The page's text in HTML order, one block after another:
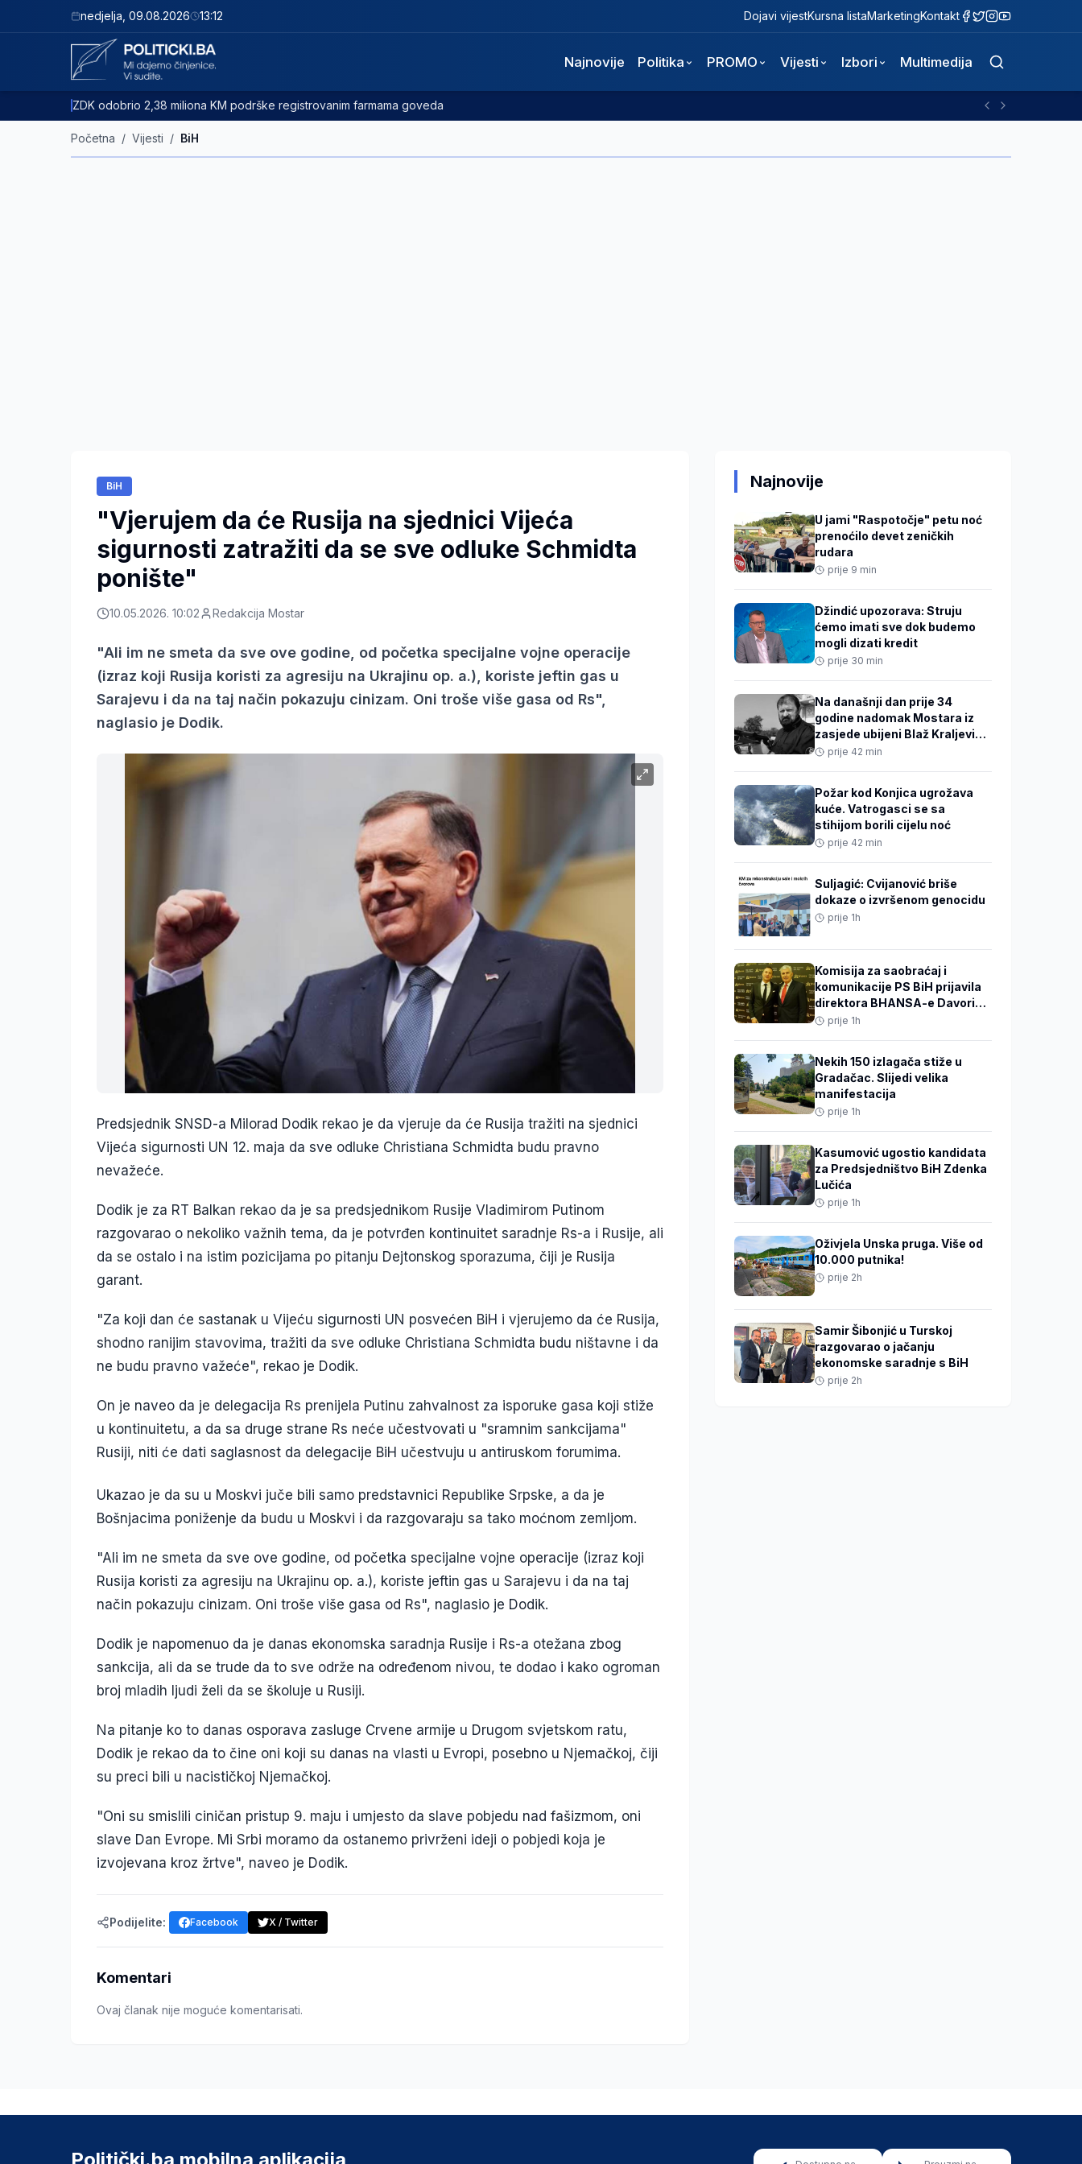
nedjelja 09.08.2026 13:12 Dojavi vijestKursna listaMarketingKontakt
Najnovije Politika PROMO Vijesti Izbori Multimedija
ZDK odobrio 2,38 miliona KM podrške registrovanim farmama goveda
Početna / Vijesti / BiH
BiH
"Vjerujem da će Rusija na sjednici Vijeća
sigurnosti zatražiti da se sve odluke Schmidta
ponište"
10.05.2026. 10:02 Redakcija Mostar
"Ali im ne smeta da sve ove godine, od početka specijalne vojne operacije
(izraz koji Rusija koristi za agresiju na Ukrajinu op. a.), koriste jeftin gas u
Sarajevu i da na taj način pokazuju cinizam. Oni troše više gasa od Rs",
naglasio je Dodik.
Predsjednik SNSD-a Milorad Dodik rekao je da vjeruje da će Rusija tražiti na sjednici
Vijeća sigurnosti UN 12. maja da sve odluke Christiana Schmidta budu pravno
nevažeće.
Dodik je za RT Balkan rekao da je sa predsjednikom Rusije Vladimirom Putinom
razgovarao o nekoliko važnih tema, da je potvrđen kontinuitet saradnje Rs-a i Rusije, ali
da se ostalo i na istim pozicijama po pitanju Dejtonskog sporazuma, čiji je Rusija
garant.
"Za koji dan će sastanak u Vijeću sigurnosti UN posvećen BiH i vjerujemo da će Rusija,
shodno ranijim stavovima, tražiti da sve odluke Christiana Schmidta budu ništavne i da
ne budu pravno važeće", rekao je Dodik.
On je naveo da je delegacija Rs prenijela Putinu zahvalnost za isporuke gasa koji stiže
u kontinuitetu, a da sa druge strane Rs neće učestvovati u "sramnim sankcijama"
Rusiji, niti će dati saglasnost da delegacije BiH učestvuju u antiruskom forumima.
Ukazao je da su u Moskvi juče bili samo predstavnici Republike Srpske, a da je
Bošnjacima poniženje da budu u Moskvi i da razgovaraju sa tako moćnom zemljom.
"Ali im ne smeta da sve ove godine, od početka specijalne vojne operacije (izraz koji
Rusija koristi za agresiju na Ukrajinu op. a.), koriste jeftin gas u Sarajevu i da na taj
način pokazuju cinizam. Oni troše više gasa od Rs", naglasio je Dodik.
Dodik je napomenuo da je danas ekonomska saradnja Rusije i Rs-a otežana zbog
sankcija, ali da se trude da to sve održe na određenom nivou, te dodao i kako ogroman
broj mladih ljudi želi da se školuje u Rusiji.
Na pitanje ko to danas osporava zasluge Crvene armije u Drugom svjetskom ratu,
Dodik je rekao da to čine oni koji su danas na vlasti u Evropi, posebno u Njemačkoj, čiji
su preci bili u nacističkoj Njemačkoj.
"Oni su smislili ciničan pristup 9. maju i umjesto da slave pobjedu nad fašizmom, oni
slave Dan Evrope. Mi Srbi moramo da ostanemo privrženi ideji o pobjedi koja je
izvojevana kroz žrtve", naveo je Dodik.
Podijelite: Facebook X / Twitter
Komentari
Ovaj članak nije moguće komentarisati.
Najnovije
U jami "Raspotočje" petu noć
prenoćilo devet zeničkih
rudara
prije 9 min
Džindić upozorava: Struju
ćemo imati sve dok budemo
mogli dizati kredit
prije 30 min
Na današnji dan prije 34
godine nadomak Mostara iz
zasjede ubijeni Blaž Kraljević i
osam pripadnika HOS-a
prije 42 min
Požar kod Konjica ugrožava
kuće. Vatrogasci se sa
stihijom borili cijelu noć
prije 42 min
Suljagić: Cvijanović briše
dokaze o izvršenom genocidu
prije 1h
Komisija za saobraćaj i
komunikacije PS BiH prijavila
direktora BHANSA-e Davorina
Primorca i njegovog zamjenika
prije 1h
Nekih 150 izlagača stiže u
Gradačac. Slijedi velika
manifestacija
prije 1h
Kasumović ugostio kandidata
za Predsjedništvo BiH Zdenka
Lučića
prije 1h
Oživjela Unska pruga. Više od
10.000 putnika!
prije 2h
Samir Šibonjić u Turskoj
razgovarao o jačanju
ekonomske saradnje s BiH
prije 2h